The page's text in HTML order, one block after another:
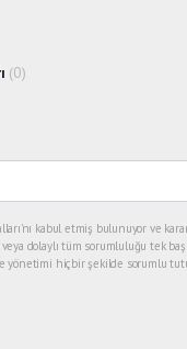
(0)
kabul etmiş bulunuyor ve
dolaylı tüm sorumluluğu tek
yönetimi hiçbir şekilde sorumlu